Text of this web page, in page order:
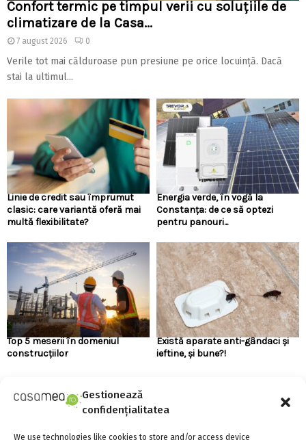
Gestionează
confidențialitatea
We use technologies like cookies to store and/or access device
Confort termic pe timpul verii cu soluțiile de
climatizare de la Casa...
7 august 2026 0
Verile tot mai călduroase pun presiune pe orice locuință. Dacă
stai la ultimul...
Linie de credit sau împrumut
clasic: care variantă oferă mai
multă flexibilitate?
Energia verde, în vogă la
Constanța: de ce să optezi
pentru panouri...
Top 5 meserii în domeniul
construcțiilor
Există aparate anti-gândaci și
ieftine, și bune?!
URMARESTE-NE PE FACEBOOK